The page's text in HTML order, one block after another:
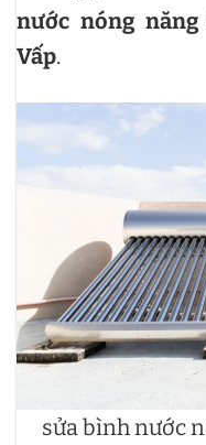
nước nóng
Vấp.
sửa bình nước